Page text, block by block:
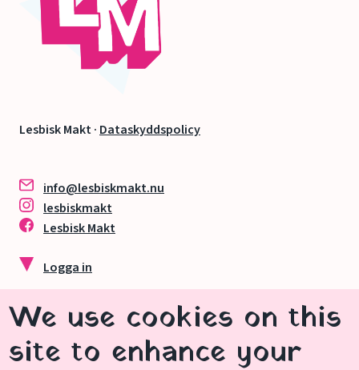
Lesbisk Makt · Dataskyddspolicy
info@lesbiskmakt.nu
lesbiskmakt
Lesbisk Makt
Logga in
Swisha oss en gåva
Skanna vår QR-kod eller
We use cookies on this
site to enhance your